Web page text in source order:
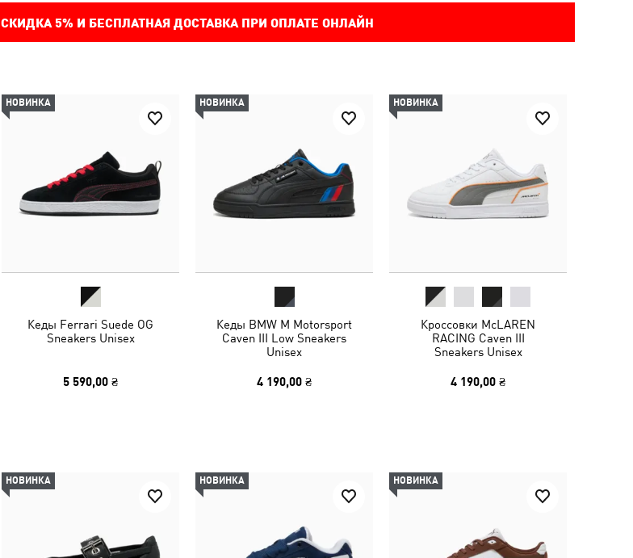
СКИДКА 5% И БЕСПЛАТНАЯ ДОСТАВКА ПРИ ОПЛАТЕ ОНЛАЙН
НОВИНКА
Кеды Ferrari Suede OG
Sneakers Unisex
5 590,00 ₴
НОВИНКА
Кеды BMW M Motorsport
Caven III Low Sneakers
Unisex
4 190,00 ₴
НОВИНКА
Кроссовки McLAREN
RACING Caven III
Sneakers Unisex
4 190,00 ₴
НОВИНКА НОВИНКА НОВИНКА